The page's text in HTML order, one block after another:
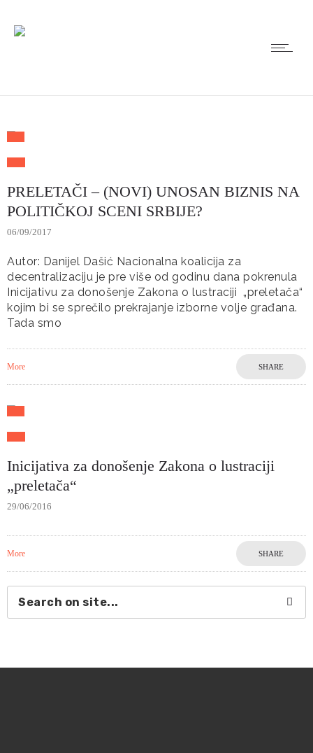
PRELETAČI – (NOVI) UNOSAN BIZNIS NA
POLITIČKOJ SCENI SRBIJE?
06/09/2017
Autor: Danijel Dašić Nacionalna koalicija za
decentralizaciju je pre više od godinu dana pokrenula
Inicijativu za donošenje Zakona o lustraciji „preletača“
kojim bi se sprečilo prekrajanje izborne volje građana.
Tada smo
More SHARE
Inicijativa za donošenje Zakona o lustraciji
„preletača“
29/06/2016
More SHARE